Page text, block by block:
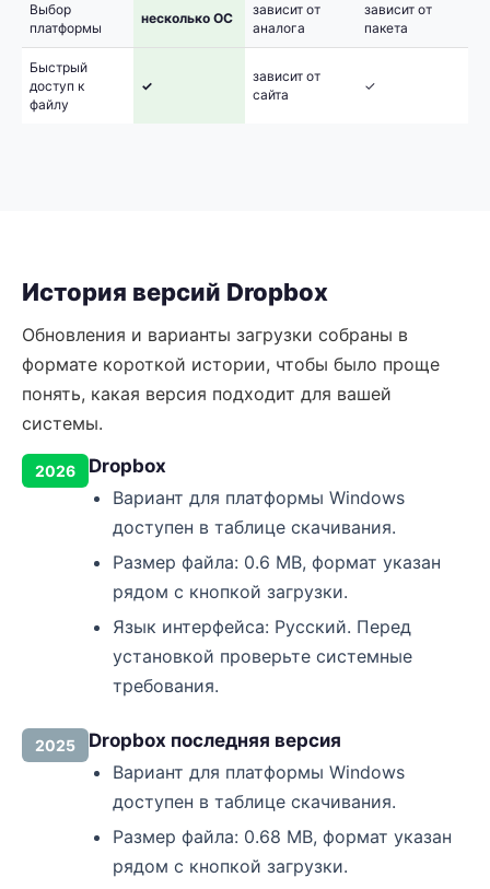
Выбор
платформы
несколько ОС
зависит от
аналога
зависит от
пакета
Быстрый
доступ к
файлу
✓
зависит от
сайта
✓
История версий Dropbox
Обновления и варианты загрузки собраны в
формате короткой истории, чтобы было проще
понять, какая версия подходит для вашей
системы.
2026
Dropbox
Вариант для платформы Windows
доступен в таблице скачивания.
Размер файла: 0.6 MB, формат указан
рядом с кнопкой загрузки.
Язык интерфейса: Русский. Перед
установкой проверьте системные
требования.
2025
Dropbox последняя версия
Вариант для платформы Windows
доступен в таблице скачивания.
Размер файла: 0.68 MB, формат указан
рядом с кнопкой загрузки.